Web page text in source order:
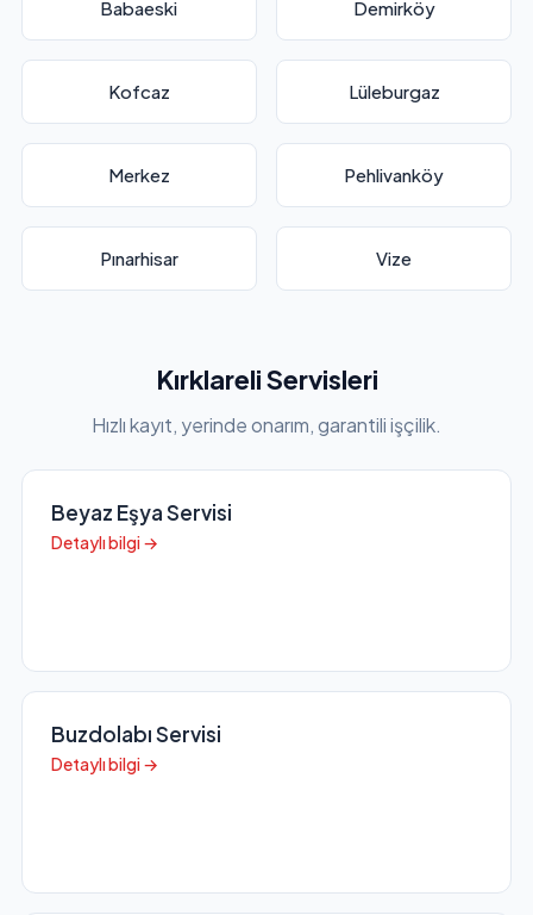
Babaeski Demirköy
Kofcaz Lüleburgaz
Merkez Pehlivanköy
Pınarhisar Vize
Kırklareli Servisleri
Hızlı kayıt, yerinde onarım, garantili işçilik.
Beyaz Eşya Servisi
Detaylı bilgi →
Buzdolabı Servisi
Detaylı bilgi →